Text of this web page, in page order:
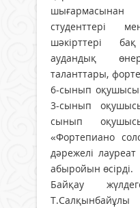
шығармасынан
студенттері
шәкірттері
аудандық
таланттары,
6-сынып
3-сынып
сынып
«Фортепиано
дәрежелі
абыройын өсірді.
Байқау